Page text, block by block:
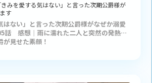
きみを愛する気はない」と言った次期公爵様が
す
はない」と言った次期公爵様がなぜか溺愛
話 感想｜雨に濡れた二人と突然の発熱…
見せた素顔！